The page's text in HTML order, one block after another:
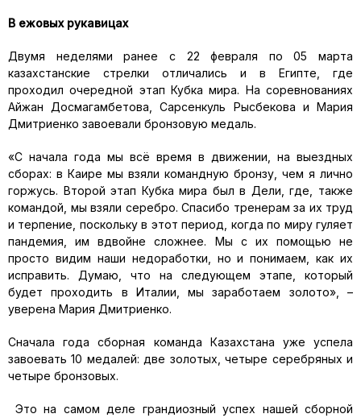
В ежовых рукавицах
Двумя неделями ранее с 22 февраля по 05 марта
казахстанские стрелки отличались и в Египте, где
проходил очередной этап Кубка мира. На соревнованиях
Айжан Досмагамбетова, Сарсенкуль Рысбекова и Мария
Дмитриенко завоевали бронзовую медаль.
«С начала года мы всё время в движении, на выездных
сборах: в Каире мы взяли командную бронзу, чем я лично
горжусь. Второй этап Кубка мира был в Дели, где, также
командой, мы взяли серебро. Спасибо тренерам за их труд
и терпение, поскольку в этот период, когда по миру гуляет
пандемия, им вдвойне сложнее. Мы с их помощью не
просто видим наши недоработки, но и понимаем, как их
исправить. Думаю, что на следующем этапе, который
будет проходить в Италии, мы заработаем золото», –
уверена Мария Дмитриенко.
Сначала года сборная команда Казахстана уже успела
завоевать 10 медалей: две золотых, четыре серебряных и
четыре бронзовых.
Это на самом деле грандиозный успех нашей сборной